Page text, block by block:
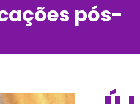
pós-